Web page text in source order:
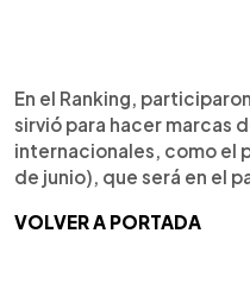
En el Ranking,
sirvió para hacer marcas
internacionales, como el
de junio), que será en el
VOLVER A PORTADA